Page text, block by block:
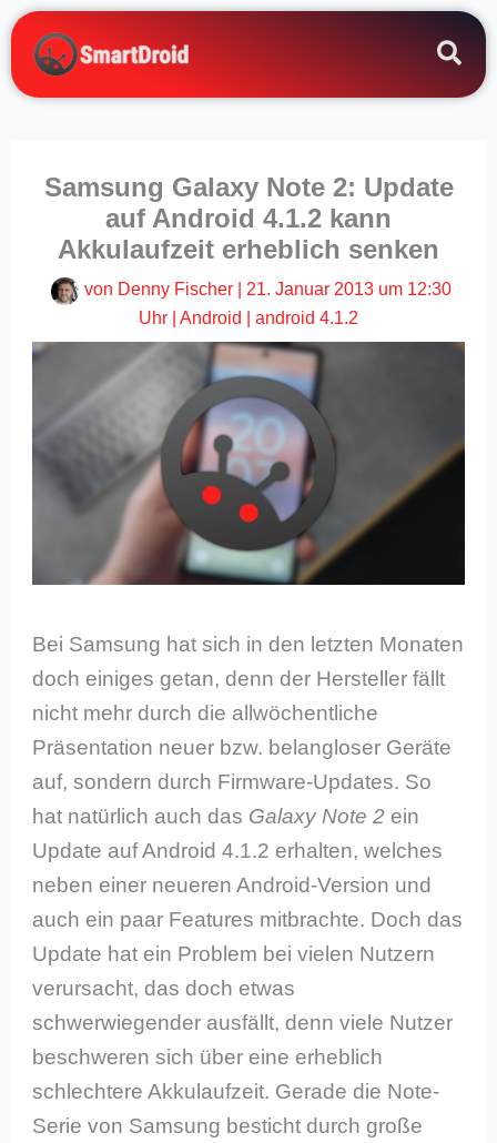
Zum
Inhalt
springen
Samsung Galaxy Note 2: Update
auf Android 4.1.2 kann
Akkulaufzeit erheblich senken
von Denny Fischer
21. Januar 2013 um 12:30
Uhr
Android android 4.1.2
Bei Samsung hat sich in den letzten Monaten
doch einiges getan, denn der Hersteller fällt
nicht mehr durch die allwöchentliche
Präsentation neuer bzw. belangloser Geräte
auf, sondern durch Firmware-Updates. So
hat natürlich auch das Galaxy Note 2 ein
Update auf Android 4.1.2 erhalten, welches
neben einer neueren Android-Version und
auch ein paar Features mitbrachte. Doch das
Update hat ein Problem bei vielen Nutzern
verursacht, das doch etwas
schwerwiegender ausfällt, denn viele Nutzer
beschweren sich über eine erheblich
schlechtere Akkulaufzeit. Gerade die Note-
Serie von Samsung besticht durch große